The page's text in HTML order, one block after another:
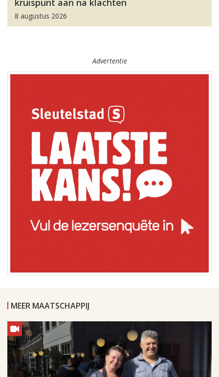
kruispunt aan na klachten
8 augustus 2026
Advertentie
MEER MAATSCHAPPIJ